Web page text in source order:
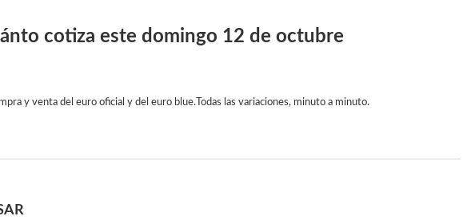
cotiza este domingo 12 de octubre
y venta del euro oficial y del euro blue. Todas las variaciones, minuto a minuto.